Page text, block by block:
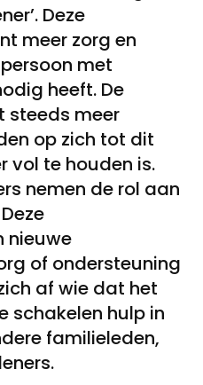
Deze
meer zorg en
met
heeft. De
steeds meer
op zich tot dit
vol te houden is.
nemen de rol aan
nieuwe
of ondersteuning
af wie dat het
schakelen hulp in
familieleden,